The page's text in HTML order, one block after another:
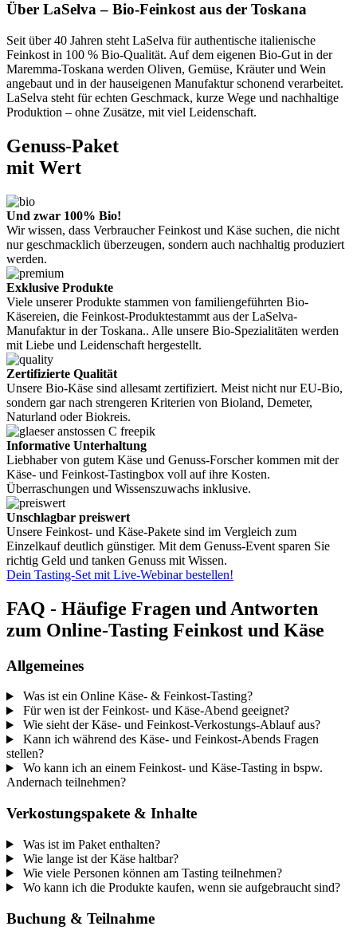
Über LaSelva – Bio-Feinkost aus der Toskana
Seit über 40 Jahren steht LaSelva für authentische italienische
Feinkost in 100 % Bio-Qualität. Auf dem eigenen Bio-Gut in der
Maremma-Toskana werden Oliven, Gemüse, Kräuter und Wein
angebaut und in der hauseigenen Manufaktur schonend verarbeitet.
LaSelva steht für echten Geschmack, kurze Wege und nachhaltige
Produktion – ohne Zusätze, mit viel Leidenschaft.
Genuss-Paket
mit Wert
Und zwar 100% Bio!
Wir wissen, dass Verbraucher Feinkost und Käse suchen, die nicht
nur geschmacklich überzeugen, sondern auch nachhaltig produziert
werden.
Exklusive Produkte
Viele unserer Produkte stammen von familiengeführten Bio-
Käsereien, die Feinkost-Produktestammt aus der LaSelva-
Manufaktur in der Toskana.. Alle unsere Bio-Spezialitäten werden
mit Liebe und Leidenschaft hergestellt.
Zertifizierte Qualität
Unsere Bio-Käse sind allesamt zertifiziert. Meist nicht nur EU-Bio,
sondern gar nach strengeren Kriterien von Bioland, Demeter,
Naturland oder Biokreis.
Informative Unterhaltung
Liebhaber von gutem Käse und Genuss-Forscher kommen mit der
Käse- und Feinkost-Tastingbox voll auf ihre Kosten.
Überraschungen und Wissenszuwachs inklusive.
Unschlagbar preiswert
Unsere Feinkost- und Käse-Pakete sind im Vergleich zum
Einzelkauf deutlich günstiger. Mit dem Genuss-Event sparen Sie
richtig Geld und tanken Genuss mit Wissen.
Dein Tasting-Set mit Live-Webinar bestellen!
FAQ - Häufige Fragen und Antworten
zum Online-Tasting Feinkost und Käse
Allgemeines
Was ist ein Online Käse- & Feinkost-Tasting?
Für wen ist der Feinkost- und Käse-Abend geeignet?
Wie sieht der Käse- und Feinkost-Verkostungs-Ablauf aus?
Kann ich während des Käse- und Feinkost-Abends Fragen
stellen?
Wo kann ich an einem Feinkost- und Käse-Tasting in bspw.
Andernach teilnehmen?
Verkostungspakete & Inhalte
Was ist im Paket enthalten?
Wie lange ist der Käse haltbar?
Wie viele Personen können am Tasting teilnehmen?
Wo kann ich die Produkte kaufen, wenn sie aufgebraucht sind?
Buchung & Teilnahme